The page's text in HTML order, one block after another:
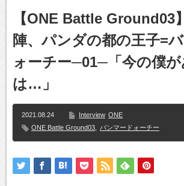
【ONE Battle Ground03
陣、パンダの都の王子=
ォーチー─01─「今の僕
は…」
2021.08.24 Interview ONE
ONE Battle Ground03
バンマードォーチー